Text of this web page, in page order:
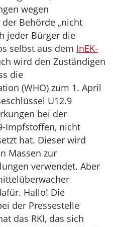
wegen
Behörde „nicht
jeder Bürger die
selbst aus dem InEK-
wird den Zuständigen
die
(WHO) zum 1. April
U12.9
bei der
Impfstoffen, nicht
hat. Dieser wird
Massen zur
verwendet. Aber
Hallo! Die
der Pressestelle
das RKI, das sich